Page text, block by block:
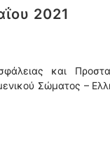
2021
και
Σώματος –